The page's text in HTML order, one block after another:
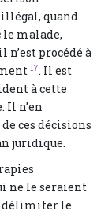
illégal, quand
malade,
n’est procédé à
17. Il est
à cette
n’en
ces décisions
juridique.
ne le seraient
délimiter le